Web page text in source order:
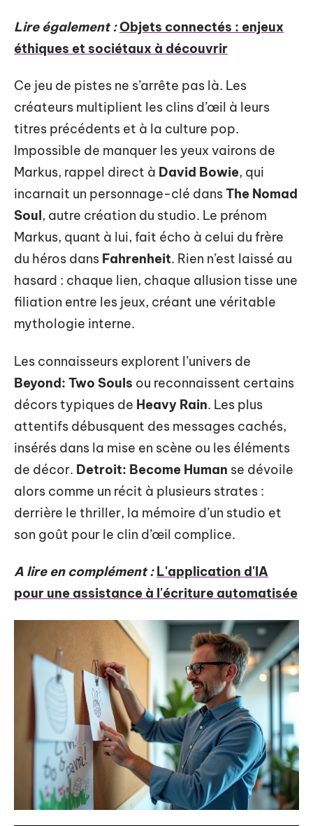
Lire également :Objets connectés : enjeux
éthiques et sociétaux à découvrir
Ce jeu de pistes ne s’arrête pas là. Les
créateurs multiplient les clins d’œil à leurs
titres précédents et à la culture pop.
Impossible de manquer les yeux vairons de
Markus, rappel direct à David Bowie, qui
incarnait un personnage-clé dansThe Nomad
Soul, autre création du studio. Le prénom
Markus, quant à lui, fait écho à celui du frère
du héros dans Fahrenheit. Rien n’est laissé au
hasard : chaque lien, chaque allusion tisse une
filiation entre les jeux, créant une véritable
mythologie interne.
Les connaisseurs explorent l’univers de
Beyond: Two Souls ou reconnaissent certains
décors typiques de Heavy Rain. Les plus
attentifs débusquent des messages cachés,
insérés dans la mise en scène ou les éléments
de décor. Detroit: Become Human se dévoile
alors comme un récit à plusieurs strates :
derrière le thriller, la mémoire d’un studio et
son goût pour le clin d’œil complice.
A lire en complément : L'application d'IA
pour une assistance à l'écriture automatisée